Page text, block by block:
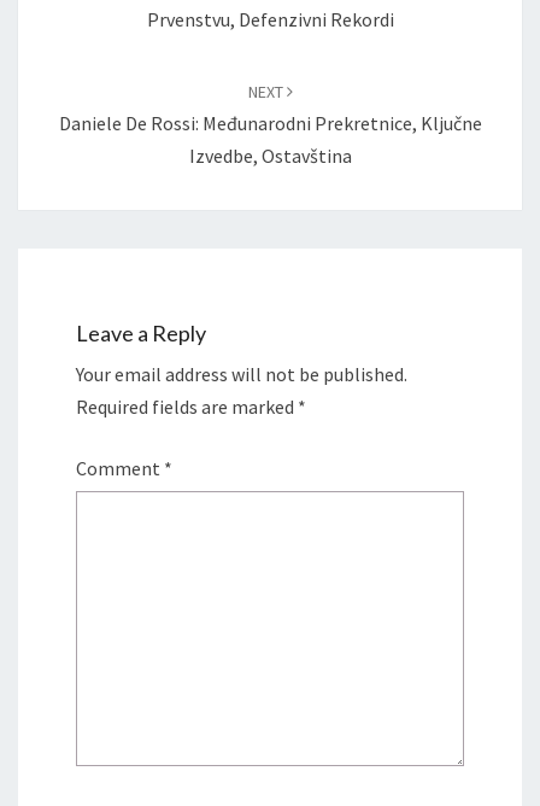
Prvenstvu, Defenzivni Rekordi
NEXT
Daniele De Rossi: Međunarodni Prekretnice, Ključne
Izvedbe, Ostavština
Leave a Reply
Your email address will not be published.
Required fields are marked *
Comment *